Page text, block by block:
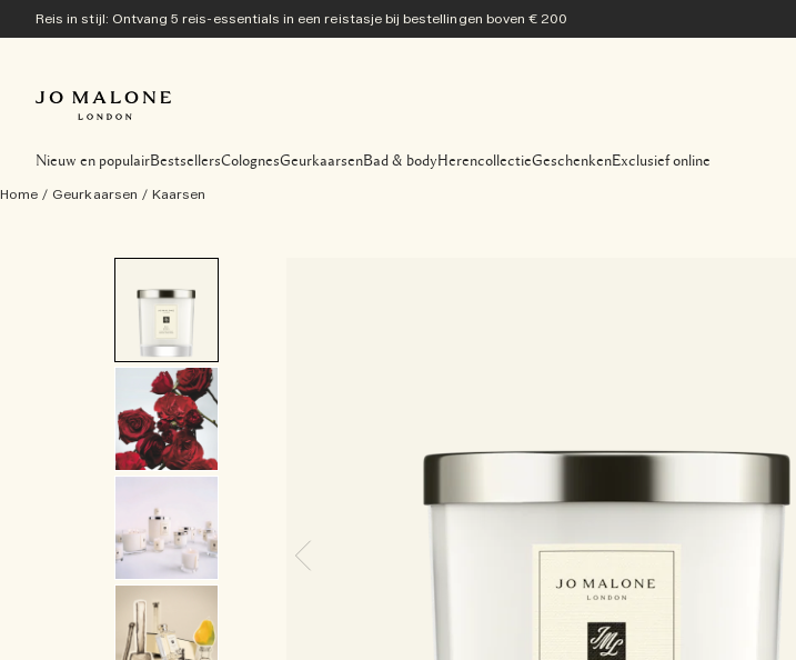
Reis in stijl: Ontvang 5 reis-essentials in een reistasje bij bestellingen boven € 200
Nieuw en populairBestsellersColognesGeurkaarsenBad & bodyHerencollectieGeschenkenExclusief online
Home / Geurkaarsen / Kaarsen